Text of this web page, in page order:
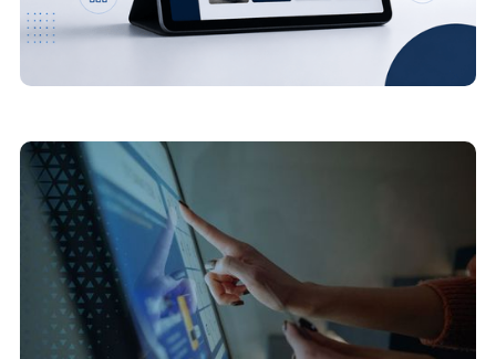
20/7/2026
O papel das telas touch no aumento do ticket
médio em redes de varejo